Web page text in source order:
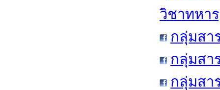
วิชาทหา
กลุ่มสา
กลุ่มสา
กลุ่มสา